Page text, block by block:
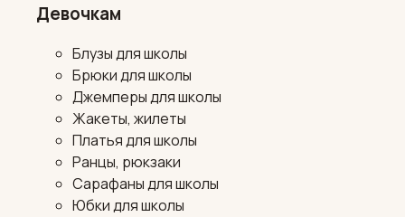
Девочкам
Блузы для школы
Брюки для школы
Джемперы для школы
Жакеты, жилеты
Платья для школы
Ранцы, рюкзаки
Сарафаны для школы
Юбки для школы